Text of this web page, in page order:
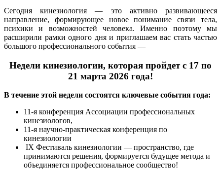
Сегодня кинезиология — это активно развивающееся
направление, формирующее новое понимание связи тела,
психики и возможностей человека. Именно поэтому мы
расширили рамки одного дня и приглашаем вас стать частью
большого профессионального события —
Недели кинезиологии, которая пройдет с 17 по
21 марта 2026 года!
В течение этой недели состоятся ключевые события года:
11-я конференция Ассоциации профессиональных
кинезиологов,
11-я научно-практическая конференция по
кинезиологии
IХ Фестиваль кинезиологии — пространство, где
принимаются решения, формируется будущее метода и
объединяется профессиональное сообщество!